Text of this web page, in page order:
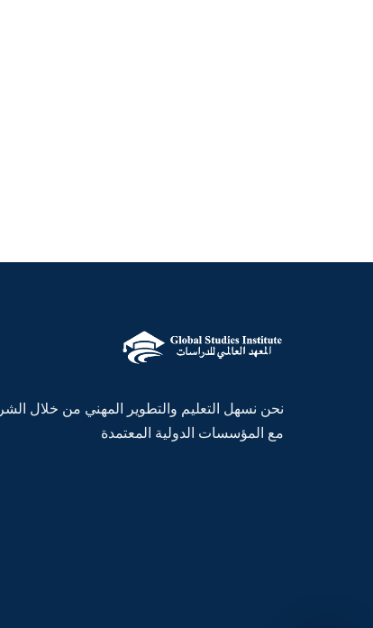
نحن نسهل التعليم والتطوير المهني من خلال
مع المؤسسات الدولية المعتمدة